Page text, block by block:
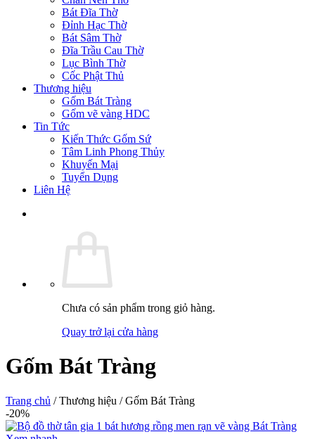
Bát Đĩa Thờ
Đỉnh Hạc Thờ
Bát Sâm Thờ
Đĩa Trầu Cau Thờ
Lục Bình Thờ
Cốc Phật Thủ
Thương hiệu
Gốm Bát Tràng
Gốm vẽ vàng HDC
Tin Tức
Kiến Thức Gốm Sứ
Tâm Linh Phong Thủy
Khuyến Mại
Tuyển Dụng
Liên Hệ
Chưa có sản phẩm trong giỏ hàng.
Quay trở lại cửa hàng
Gốm Bát Tràng
Trang chủ /Thương hiệu /Gốm Bát Tràng
-20%